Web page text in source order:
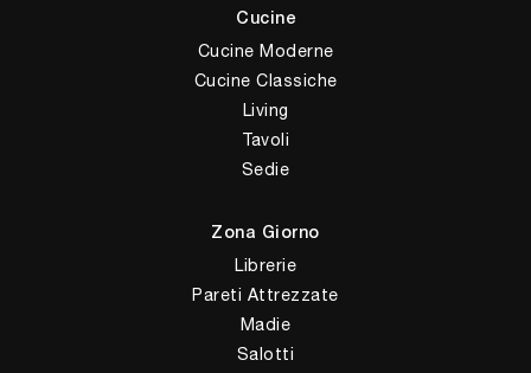
Cucine
Cucine Moderne
Cucine Classiche
Living
Tavoli
Sedie
Zona Giorno
Librerie
Pareti Attrezzate
Madie
Salotti